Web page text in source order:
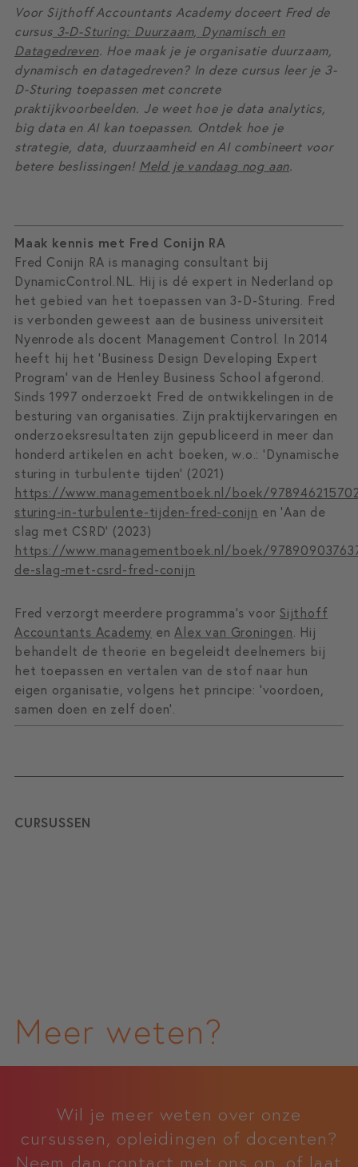
CURSUSSEN
Voor Sijthoff Accountants Academy doceert Fred de
cursus3-D-Sturing: Duurzaam, Dynamisch en
Datagedreven. Hoe maak je je organisatie duurzaam,
dynamisch en datagedreven? In deze cursus leer je 3-
D-Sturing toepassen met concrete
praktijkvoorbeelden. Je weet hoe je data analytics,
big data en AI kan toepassen. Ontdek hoe je
strategie, data, duurzaamheid en AI combineert voor
betere beslissingen! Meld je vandaag nog aan.
Maak kennis met Fred Conijn RA
Fred Conijn RA is managing consultant bij
DynamicControl.NL. Hij is dé expert in Nederland op
het gebied van het toepassen van 3-D-Sturing. Fred
is verbonden geweest aan de business universiteit
Nyenrode als docent Management Control. In 2014
heeft hij het ‘Business Design Developing Expert
Program’ van de Henley Business School afgerond.
Sinds 1997 onderzoekt Fred de ontwikkelingen in de
besturing van organisaties. Zijn praktijkervaringen en
onderzoeksresultaten zijn gepubliceerd in meer dan
honderd artikelen en acht boeken, w.o.: ‘Dynamische
sturing in turbulente tijden’ (2021)
https://www.managementboek.nl/boek/
sturing-in-turbulente-tijden-fred-conijn en ‘Aan de
slag met CSRD’ (2023)
https://www.managementboek.nl/boek/
de-slag-met-csrd-fred-conijn
Fred verzorgt meerdere programma’s voor Sijthoff
Accountants Academy en Alex van Groningen . Hij
behandelt de theorie en begeleidt deelnemers bij
het toepassen en vertalen van de stof naar hun
eigen organisatie, volgens het principe: ‘voordoen,
samen doen en zelf doen’.
Meer weten?
Wil je meer weten over onze
cursussen, opleidingen of docenten?
Neem dan contact met ons op, of laat